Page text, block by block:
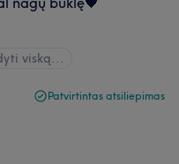
viską...
Patvirtintas atsiliepimas